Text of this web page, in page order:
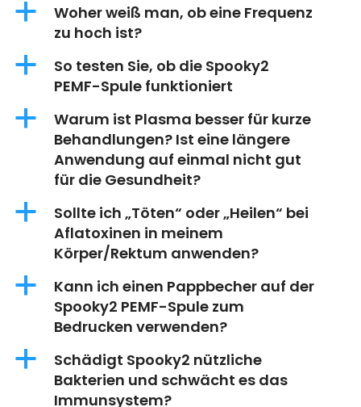
a
Woher weiß man, ob eine Frequenz
zu hoch ist?
a
So testen Sie, ob die Spooky2
PEMF-Spule funktioniert
a
Warum ist Plasma besser für kurze
Behandlungen? Ist eine längere
Anwendung auf einmal nicht gut
für die Gesundheit?
a
Sollte ich „Töten“ oder „Heilen“ bei
Aflatoxinen in meinem
Körper/Rektum anwenden?
a
Kann ich einen Pappbecher auf der
Spooky2 PEMF-Spule zum
Bedrucken verwenden?
a
Schädigt Spooky2 nützliche
Bakterien und schwächt es das
Immunsystem?